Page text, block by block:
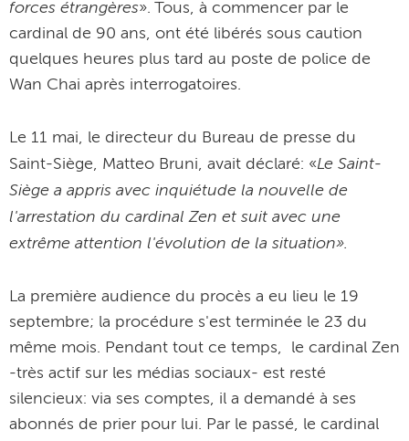
forces étrangères». Tous, à commencer par le
cardinal de 90 ans, ont été libérés sous caution
quelques heures plus tard au poste de police de
Wan Chai après interrogatoires.
Le 11 mai, le directeur du Bureau de presse du
Saint-Siège, Matteo Bruni, avait déclaré: «Le Saint-
Siège a appris avec inquiétude la nouvelle de
l'arrestation du cardinal Zen et suit avec une
extrême attention l'évolution de la situation».
La première audience du procès a eu lieu le 19
septembre; la procédure s'est terminée le 23 du
même mois. Pendant tout ce temps, le cardinal Zen
-très actif sur les médias sociaux- est resté
silencieux: via ses comptes, il a demandé à ses
abonnés de prier pour lui. Par le passé, le cardinal